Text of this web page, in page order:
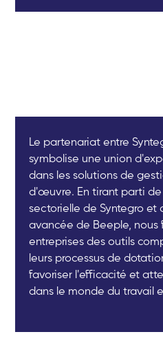
Le partenariat entre
symbolise une union
dans les solutions de
d'œuvre. En tirant parti de
sectorielle de Syntegro et
avancée de Beeple, nous
entreprises des outils
leurs processus de
favoriser l'efficacité et
dans le monde du travail